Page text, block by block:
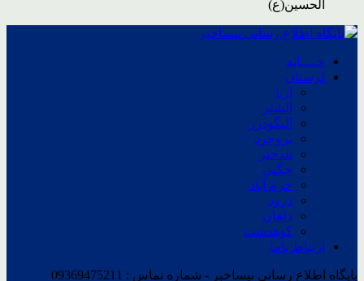
الحسین(ع)
خــــانه
لرستان
ازنا
الشتر
الیگودرز
بروجرد
پلدختر
چگنی
خرم آباد
درود
دلفان
کوهدشت
ارتباط باما
پایگاه اطلاع رسانی نیساخبر - شماره تماس : 09369475211